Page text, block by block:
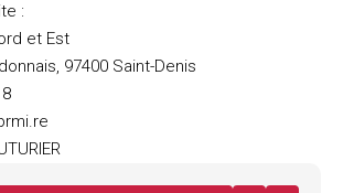
:
et Est
97400 Saint-Denis